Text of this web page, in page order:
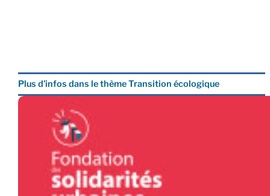
Plus d’infos dans le thème Transition écologique